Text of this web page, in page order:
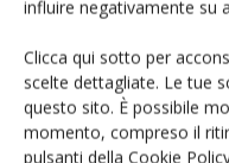
influire negativamente su
Clicca qui sotto per
scelte dettagliate. Le tue
questo sito. È possibile
momento, compreso il
pulsanti della Cookie